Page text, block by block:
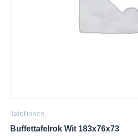
Tafellinnen
Buffettafelrok Wit 183x76x73